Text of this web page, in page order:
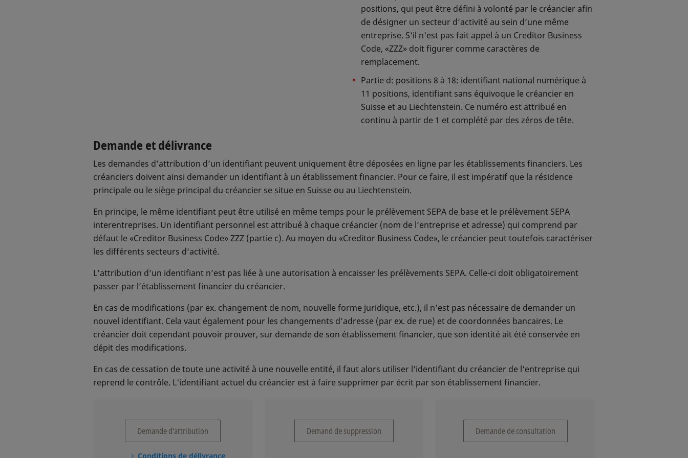
nécessaires à l'EPC qui en accusera la réception tout en communiquant directement avec l'établissement concerné. La
décision d’octroi de l’autorisation sera transmise à l'établissement par l'EPC.
Directives CH relatives au mandat de prélèvement SEPA interentreprises
positions, qui peut être défini à volonté par le créancier afin
de désigner un secteur d’activité au sein d’une même
entreprise. S'il n'est pas fait appel à un Creditor Business
Code, «ZZZ» doit figurer comme caractères de
remplacement.
Partie d: positions 8 à 18: identifiant national numérique à
11 positions, identifiant sans équivoque le créancier en
Suisse et au Liechtenstein. Ce numéro est attribué en
continu à partir de 1 et complété par des zéros de tête.
Demande et délivrance
Les demandes d’attribution d’un identifiant peuvent uniquement être déposées en ligne par les établissements financiers. Les
créanciers doivent ainsi demander un identifiant à un établissement financier. Pour ce faire, il est impératif que la résidence
principale ou le siège principal du créancier se situe en Suisse ou au Liechtenstein.
En principe, le même identifiant peut être utilisé en même temps pour le prélèvement SEPA de base et le prélèvement SEPA
interentreprises. Un identifiant personnel est attribué à chaque créancier (nom de l’entreprise et adresse) qui comprend par
défaut le «Creditor Business Code» ZZZ (partie c). Au moyen du «Creditor Business Code», le créancier peut toutefois caractériser
les différents secteurs d’activité.
L'attribution d’un identifiant n’est pas liée à une autorisation à encaisser les prélèvements SEPA. Celle-ci doit obligatoirement
passer par l’établissement financier du créancier.
En cas de modifications (par ex. changement de nom, nouvelle forme juridique, etc.), il n’est pas nécessaire de demander un
nouvel identifiant. Cela vaut également pour les changements d’adresse (par ex. de rue) et de coordonnées bancaires. Le
créancier doit cependant pouvoir prouver, sur demande de son établissement financier, que son identité ait été conservée en
dépit des modifications.
En cas de cessation de toute une activité à une nouvelle entité, il faut alors utiliser l'identifiant du créancier de l'entreprise qui
reprend le contrôle. L'identifiant actuel du créancier est à faire supprimer par écrit par son établissement financier.
Demande d'attribution
Conditions de délivrance
Demand de suppression Demande de consultation